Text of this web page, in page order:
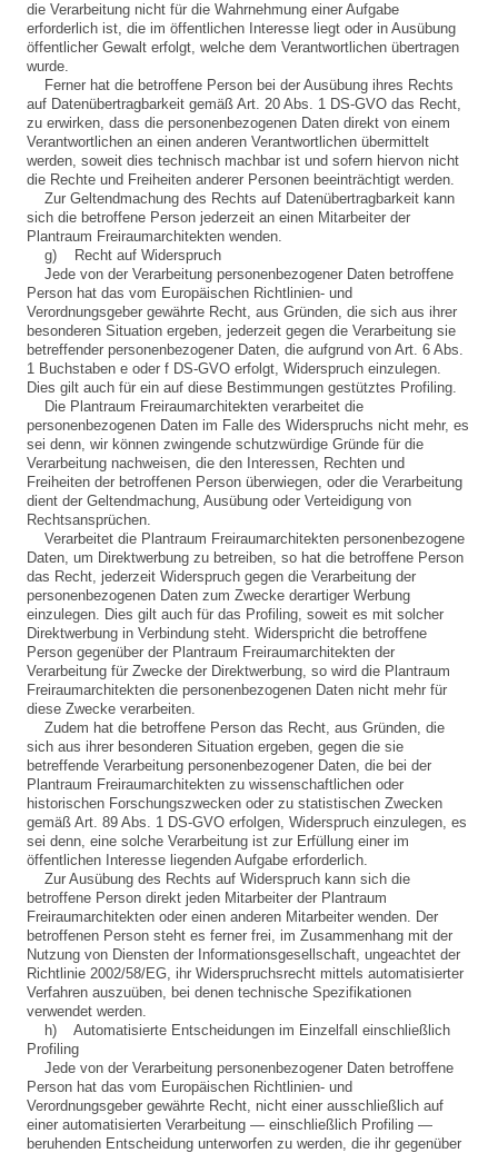
die Verarbeitung nicht für die Wahrnehmung einer Aufgabe
erforderlich ist, die im öffentlichen Interesse liegt oder in Ausübung
öffentlicher Gewalt erfolgt, welche dem Verantwortlichen übertragen
wurde.
Ferner hat die betroffene Person bei der Ausübung ihres Rechts
auf Datenübertragbarkeit gemäß Art. 20 Abs. 1 DS-GVO das Recht,
zu erwirken, dass die personenbezogenen Daten direkt von einem
Verantwortlichen an einen anderen Verantwortlichen übermittelt
werden, soweit dies technisch machbar ist und sofern hiervon nicht
die Rechte und Freiheiten anderer Personen beeinträchtigt werden.
Zur Geltendmachung des Rechts auf Datenübertragbarkeit kann
sich die betroffene Person jederzeit an einen Mitarbeiter der
Plantraum Freiraumarchitekten wenden.
g) Recht auf Widerspruch
Jede von der Verarbeitung personenbezogener Daten betroffene
Person hat das vom Europäischen Richtlinien- und
Verordnungsgeber gewährte Recht, aus Gründen, die sich aus ihrer
besonderen Situation ergeben, jederzeit gegen die Verarbeitung sie
betreffender personenbezogener Daten, die aufgrund von Art. 6 Abs.
1 Buchstaben e oder f DS-GVO erfolgt, Widerspruch einzulegen.
Dies gilt auch für ein auf diese Bestimmungen gestütztes Profiling.
Die Plantraum Freiraumarchitekten verarbeitet die
personenbezogenen Daten im Falle des Widerspruchs nicht mehr, es
sei denn, wir können zwingende schutzwürdige Gründe für die
Verarbeitung nachweisen, die den Interessen, Rechten und
Freiheiten der betroffenen Person überwiegen, oder die Verarbeitung
dient der Geltendmachung, Ausübung oder Verteidigung von
Rechtsansprüchen.
Verarbeitet die Plantraum Freiraumarchitekten personenbezogene
Daten, um Direktwerbung zu betreiben, so hat die betroffene Person
das Recht, jederzeit Widerspruch gegen die Verarbeitung der
personenbezogenen Daten zum Zwecke derartiger Werbung
einzulegen. Dies gilt auch für das Profiling, soweit es mit solcher
Direktwerbung in Verbindung steht. Widerspricht die betroffene
Person gegenüber der Plantraum Freiraumarchitekten der
Verarbeitung für Zwecke der Direktwerbung, so wird die Plantraum
Freiraumarchitekten die personenbezogenen Daten nicht mehr für
diese Zwecke verarbeiten.
Zudem hat die betroffene Person das Recht, aus Gründen, die
sich aus ihrer besonderen Situation ergeben, gegen die sie
betreffende Verarbeitung personenbezogener Daten, die bei der
Plantraum Freiraumarchitekten zu wissenschaftlichen oder
historischen Forschungszwecken oder zu statistischen Zwecken
gemäß Art. 89 Abs. 1 DS-GVO erfolgen, Widerspruch einzulegen, es
sei denn, eine solche Verarbeitung ist zur Erfüllung einer im
öffentlichen Interesse liegenden Aufgabe erforderlich.
Zur Ausübung des Rechts auf Widerspruch kann sich die
betroffene Person direkt jeden Mitarbeiter der Plantraum
Freiraumarchitekten oder einen anderen Mitarbeiter wenden. Der
betroffenen Person steht es ferner frei, im Zusammenhang mit der
Nutzung von Diensten der Informationsgesellschaft, ungeachtet der
Richtlinie 2002/58/EG, ihr Widerspruchsrecht mittels automatisierter
Verfahren auszuüben, bei denen technische Spezifikationen
verwendet werden.
h) Automatisierte Entscheidungen im Einzelfall einschließlich
Profiling
Jede von der Verarbeitung personenbezogener Daten betroffene
Person hat das vom Europäischen Richtlinien- und
Verordnungsgeber gewährte Recht, nicht einer ausschließlich auf
einer automatisierten Verarbeitung — einschließlich Profiling —
beruhenden Entscheidung unterworfen zu werden, die ihr gegenüber